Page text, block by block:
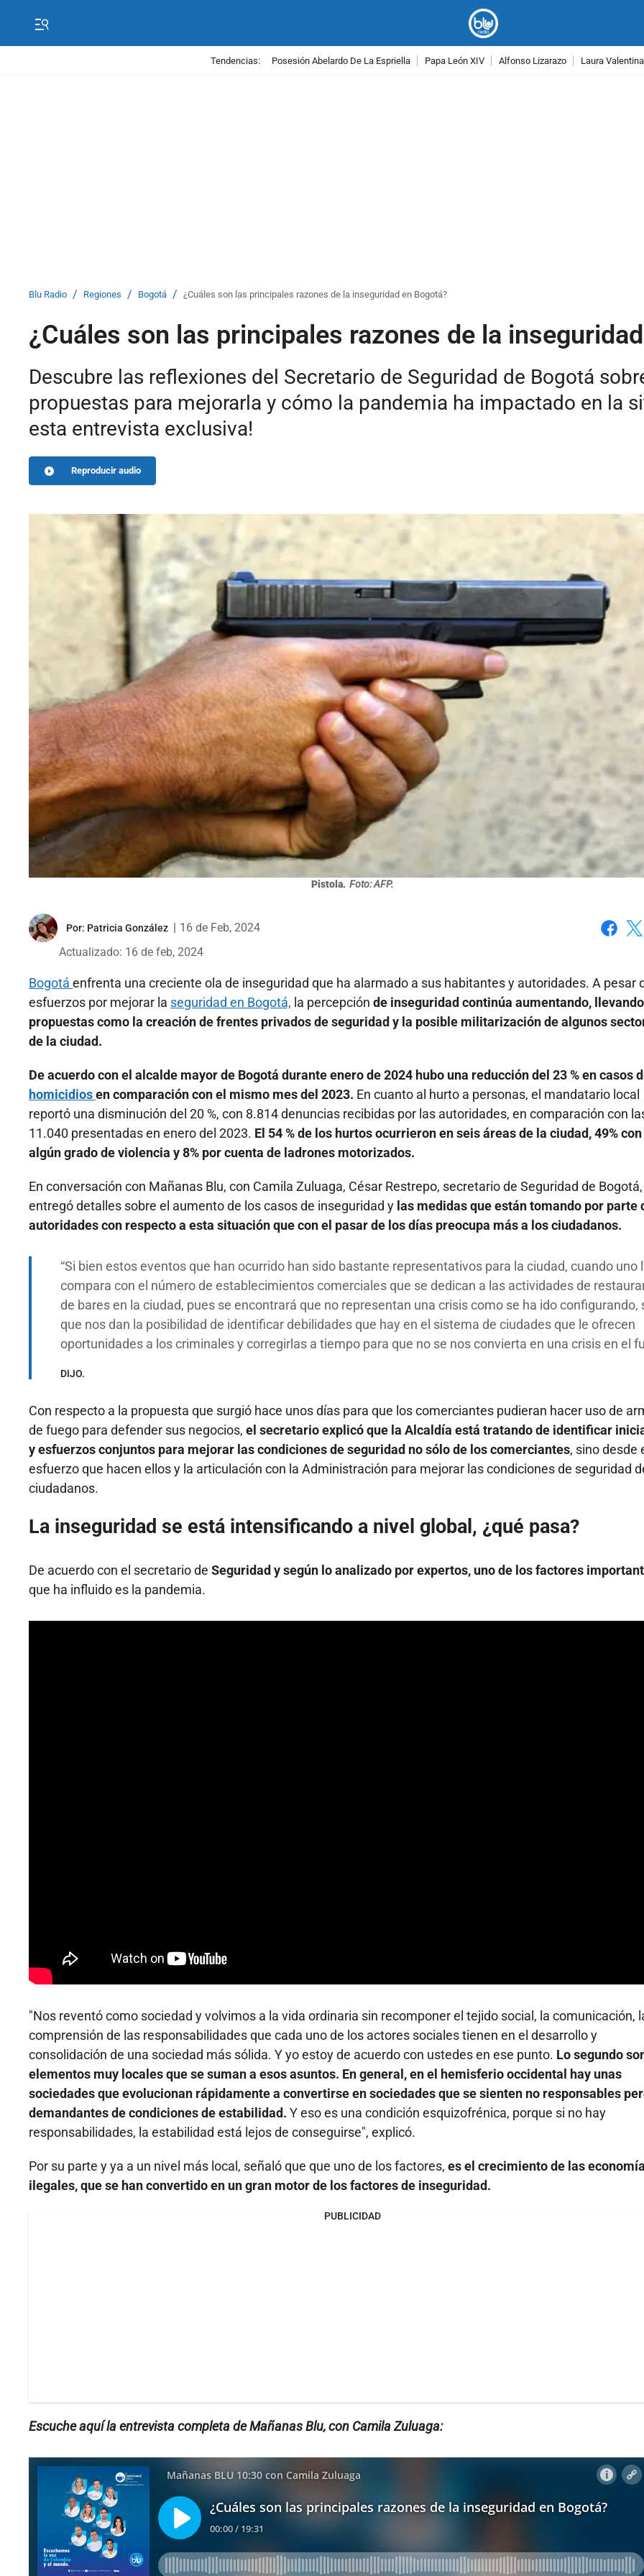
Tendencias: Posesión Abelardo De La Espriella Papa León XIV Alfonso Lizarazo Laura
Blu Radio / Regiones / Bogotá / ¿Cuáles son las principales razones de la inseguridad en Bogotá?
¿Cuáles son las principales razones de la
Descubre las reflexiones del Secretario de Seguridad de Bogotá
propuestas para mejorarla y cómo la pandemia ha impactado en la
esta entrevista exclusiva!
Reproducir audio
Pistola. Foto: AFP.
Por: Patricia González
16 de Feb, 2024
Actualizado: 16 de feb, 2024
Bogotá enfrenta una creciente ola de inseguridad que ha alarmado a sus habitantes y autoridades. A pesar
esfuerzos por mejorar la seguridad en Bogotá, la percepción de inseguridad continúa aumentando,
propuestas como la creación de frentes privados de seguridad y la posible militarización de algunos
de la ciudad.
De acuerdo con el alcalde mayor de Bogotá durante enero de 2024 hubo una reducción del 23 % en casos
homicidiosen comparación con el mismo mes del 2023. En cuanto al hurto a personas, el mandatario local
reportó una disminución del 20 %, con 8.814 denuncias recibidas por las autoridades, en comparación con
11.040 presentadas en enero del 2023. El 54 % de los hurtos ocurrieron en seis áreas de la ciudad, 49% con
algún grado de violencia y 8% por cuenta de ladrones motorizados.
En conversación con Mañanas Blu, con Camila Zuluaga, César Restrepo, secretario de Seguridad de Bogotá,
entregó detalles sobre el aumento de los casos de inseguridad y las medidas que están tomando por parte
autoridades con respecto a esta situación que con el pasar de los días preocupa más a los ciudadanos.
Si bien estos eventos que han ocurrido han sido bastante representativos para la ciudad, cuando uno
compara con el número de establecimientos comerciales que se dedican a las actividades de
de bares en la ciudad, pues se encontrará que no representan una crisis como se ha ido configurando,
que nos dan la posibilidad de identificar debilidades que hay en el sistema de ciudades que le ofrecen
oportunidades a los criminales y corregirlas a tiempo para que no se nos convierta en una crisis en el
DIJO.
Con respecto a la propuesta que surgió hace unos días para que los comerciantes pudieran hacer uso de
de fuego para defender sus negocios, el secretario explicó que la Alcaldía está tratando de identificar
y esfuerzos conjuntos para mejorar las condiciones de seguridad no sólo de los comerciantes, sino desde
esfuerzo que hacen ellos y la articulación con la Administración para mejorar las condiciones de seguridad
ciudadanos.
La inseguridad se está intensificando a nivel global, ¿qué pasa?
De acuerdo con el secretario de Seguridad y según lo analizado por expertos, uno de los factores
que ha influido es la pandemia.
"Nos reventó como sociedad y volvimos a la vida ordinaria sin recomponer el tejido social, la comunicación,
comprensión de las responsabilidades que cada uno de los actores sociales tienen en el desarrollo y
consolidación de una sociedad más sólida. Y yo estoy de acuerdo con ustedes en ese punto. Lo segundo
elementos muy locales que se suman a esos asuntos. En general, en el hemisferio occidental hay unas
sociedades que evolucionan rápidamente a convertirse en sociedades que se sienten no responsables
demandantes de condiciones de estabilidad. Y eso es una condición esquizofrénica, porque si no hay
responsabilidades, la estabilidad está lejos de conseguirse", explicó.
Por su parte y ya a un nivel más local, señaló que que uno de los factores, es el crecimiento de las
ilegales, que se han convertido en un gran motor de los factores de inseguridad.
PUBLICIDAD
Escuche aquí la entrevista completa de Mañanas Blu, con Camila Zuluaga: